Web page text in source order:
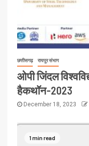
छत्तीसगढ़ रायपुर संभाग
ओपी जिंदल
हैकथॉन-2023
December 18, 2023
1 min read